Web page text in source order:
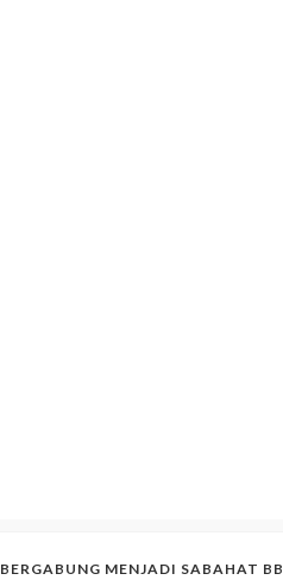
BERGABUNG MENJADI SABAHAT BB